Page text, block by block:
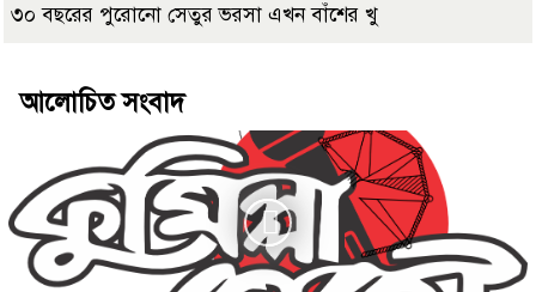
৩০ বছরের পুরোনো সেতুর ভরসা এখন বাঁশের খু
আলোচিত সংবাদ